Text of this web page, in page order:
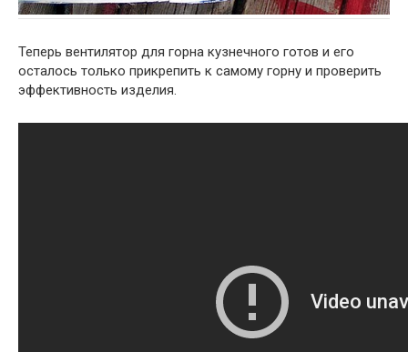
Теперь вентилятор для горна кузнечного готов и его
осталось только прикрепить к самому горну и проверить
эффективность изделия.